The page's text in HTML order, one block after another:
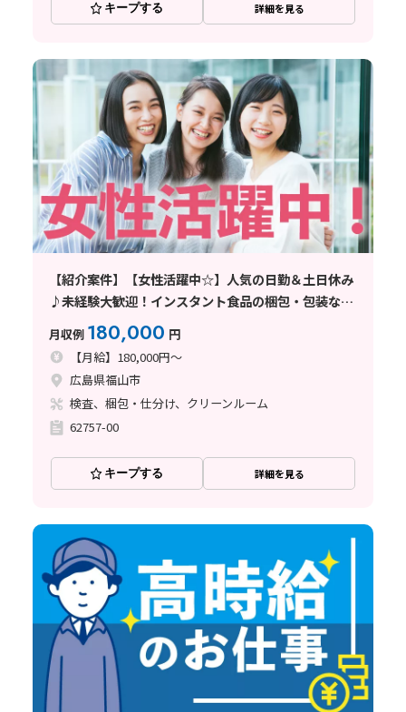
キープする 詳細を見る
【紹介案件】【女性活躍中☆】人気の日勤＆土日休み
♪未経験大歓迎！インスタント食品の梱包・包装など
月収例 180,000 円
【月給】180,000円～
広島県福山市
検査、梱包・仕分け、クリーンルーム
62757-00
キープする 詳細を見る